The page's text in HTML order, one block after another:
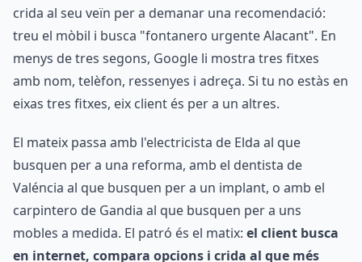
crida al seu veïn per a demanar una recomendació:
treu el mòbil i busca "fontanero urgente Alacant". En
menys de tres segons, Google li mostra tres fitxes
amb nom, telèfon, ressenyes i adreça. Si tu no estàs en
eixas tres fitxes, eix client és per a un altres.
El mateix passa amb l'electricista de Elda al que
busquen per a una reforma, amb el dentista de
Valéncia al que busquen per a un implant, o amb el
carpintero de Gandia al que busquen per a uns
mobles a medida. El patró és el matix: el client busca
en internet, compara opcions i crida al que més